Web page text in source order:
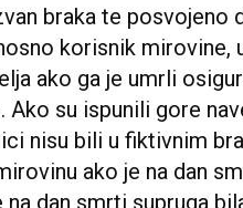
braka te posvojeno
korisnik mirovine,
ako ga je umrli
Ako su ispunili gore
nisu bili u fiktivnim
ako je na dan
dan smrti supruga